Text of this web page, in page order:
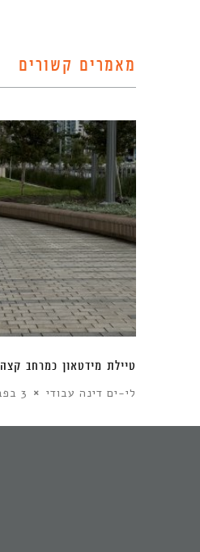
מאמרים קשורים
סמיוטי של הכניסה לקריית מוצקין